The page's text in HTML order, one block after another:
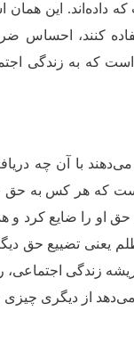
این همان
کنند، احساس
که به زندگی
با آن چه
است که هر کس به
او را ضایع کرد و
یعنی تضییع حق
زندگی اجتماعی،
از دیگری